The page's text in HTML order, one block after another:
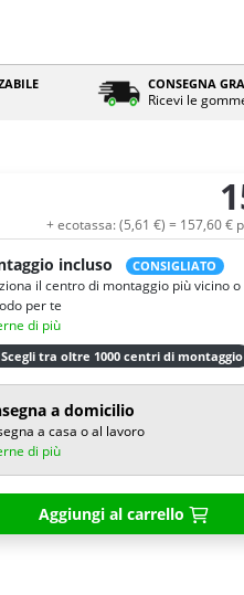
CONSEGNA
Ricevi le
+ ecotassa: (5,61 €) = 157,60€
incluso CONSIGLIATO
il centro di montaggio più vicino o
per te
di più
Scegli tra oltre 1000 centri di montaggio
a domicilio
a casa o al lavoro
di più
Aggiungi al carrello